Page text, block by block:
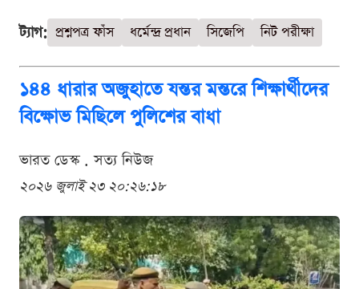
ট্যাগ: প্রশ্নপত্র ফাঁস ধর্মেন্দ্র প্রধান সিজেপি নিট পরীক্ষা
১৪৪ ধারার অজুহাতে যন্তর মন্তরে শিক্ষার্থীদের
বিক্ষোভ মিছিলে পুলিশের বাধা
ভারত ডেস্ক . সত্য নিউজ
২০২৬ জুলাই ২৩ ২০:২৬:১৮